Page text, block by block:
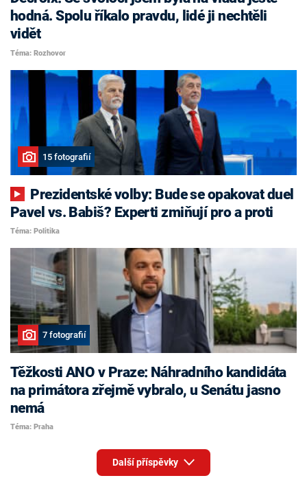
hodná. Spolu říkalo pravdu, lidé ji nechtěli
vidět
Téma: Rozhovor
15 fotografií
Pavel vs. Babiš? Experti zmiňují pro a proti
Téma: Politika
7 fotografií
Těžkosti ANO v Praze: Náhradního kandidáta
na primátora zřejmě vybralo, u Senátu jasno
nemá
Téma: Praha
Další příspěvky